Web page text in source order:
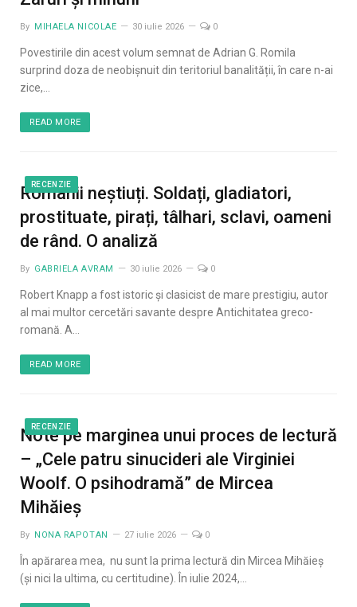
By MIHAELA NICOLAE 30 iulie 2026 0
Povestirile din acest volum semnat de Adrian G. Romila
surprind doza de neobișnuit din teritoriul banalității, în care n-ai
zice,…
READ MORE
RECENZIE
Romanii neștiuți. Soldați, gladiatori,
prostituate, pirați, tâlhari, sclavi, oameni
de rând. O analiză
By GABRIELA AVRAM 30 iulie 2026 0
Robert Knapp a fost istoric și clasicist de mare prestigiu, autor
al mai multor cercetări savante despre Antichitatea greco-
romană. A…
READ MORE
RECENZIE
Note pe marginea unui proces de lectură
– „Cele patru sinucideri ale Virginiei
Woolf. O psihodramă” de Mircea
Mihăieș
By NONA RAPOTAN 27 iulie 2026 0
În apărarea mea, nu sunt la prima lectură din Mircea Mihăieș
(și nici la ultima, cu certitudine). În iulie 2024,…